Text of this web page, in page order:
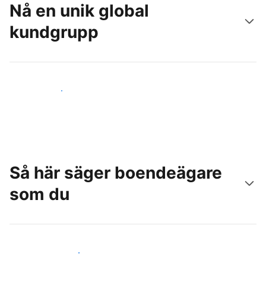
Nå en unik global
kundgrupp
Nå nya gäster idag
Så här säger boendeägare
som du
Anslut dig till andra värdar